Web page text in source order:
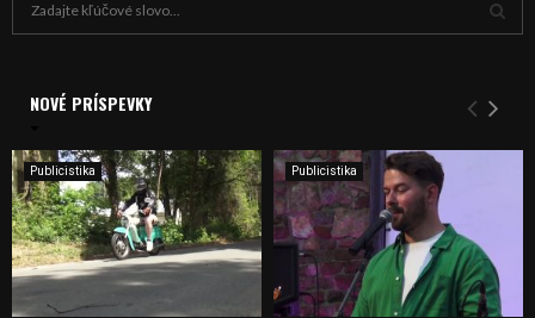
i
e
:
Y
H
D
NOVÉ PRÍSPEVKY
Publicistika Publicistika